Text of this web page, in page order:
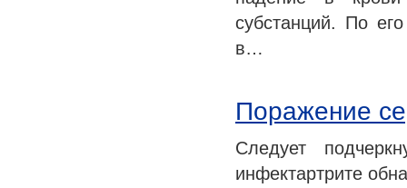
субстанций. По
в…
Поражение
Следует
инфектартрите